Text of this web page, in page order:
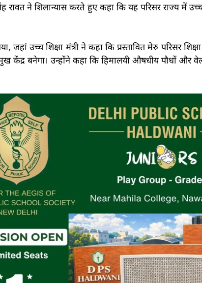
रावत ने शिलान्यास करते हुए कहा कि यह परिसर राज्य में
जहां उच्च शिक्षा मंत्री ने कहा कि प्रस्तावित मेरु परिसर
केंद्र बनेगा। उन्होंने कहा कि हिमालयी औषधीय पौधों और